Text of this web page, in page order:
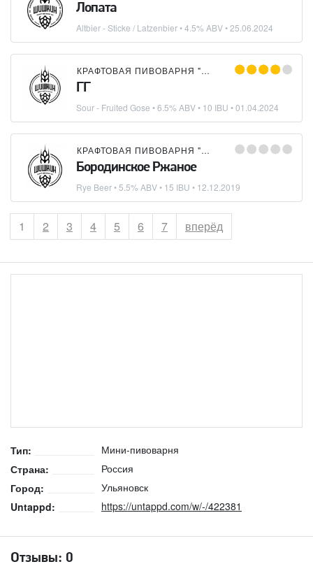
Лопата
Altbier - Sticke / Latzenbier• 4.5% ABV •25.06.2024
КРАФТОВАЯ ПИВОВАРНЯ "ШИШКИН"
ГГ
Sour - Fruited Gose • 6.5% ABV • 10 IBU •01.04.2024
КРАФТОВАЯ ПИВОВАРНЯ "ШИШКИН"
Бородинское Ржаное
Rye Beer• 5.5% ABV • 15 IBU • 12.12.2019
Страница
1 Страница
2 Страница
3 Страница
4 Страница
5 Страница
6 Страница
7 вперёд
Тип:
Мини-пивоварня
Страна:
Россия
Город:
Ульяновск
Untappd:
https://untappd.com/w/-/422381
Отзывы: 0